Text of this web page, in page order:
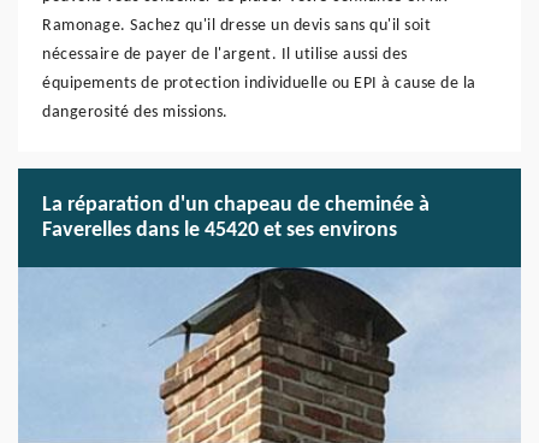
Ramonage. Sachez qu'il dresse un devis sans qu'il soit
nécessaire de payer de l'argent. Il utilise aussi des
équipements de protection individuelle ou EPI à cause de la
dangerosité des missions.
La réparation d'un chapeau de cheminée à
Faverelles dans le 45420 et ses environs